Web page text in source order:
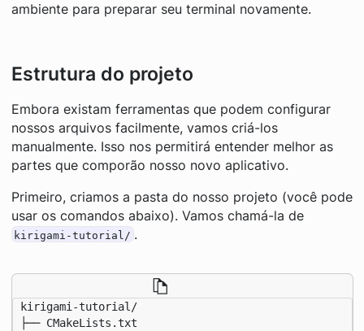
ambiente para preparar seu terminal novamente.
Estrutura do projeto
Embora existam ferramentas que podem configurar
nossos arquivos facilmente, vamos criá-los
manualmente. Isso nos permitirá entender melhor as
partes que comporão nosso novo aplicativo.
Primeiro, criamos a pasta do nosso projeto (você pode
usar os comandos abaixo). Vamos chamá-la de
kirigami-tutorial/ .
kirigami-tutorial/
├── CMakeLists.txt